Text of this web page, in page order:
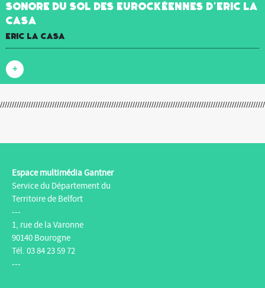
sonore du sol des Eurockéennes d’Eric La
Casa
Eric La Casa
+
Espace multimédia Gantner
Service du Département du
Territoire de Belfort
---
1, rue de la Varonne
90140 Bourogne
Tél. 03 84 23 59 72
---